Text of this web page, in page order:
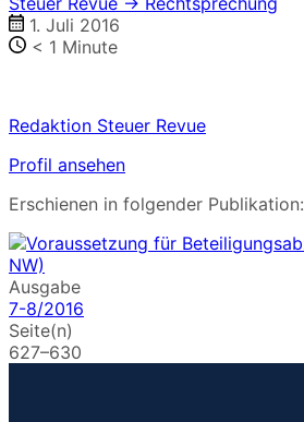
1. Juli 2016
< 1 Minute
Redaktion Steuer Revue
Profil ansehen
Erschienen in folgender Publikation:
Ausgabe
7-8/2016
Seite(n)
627–630